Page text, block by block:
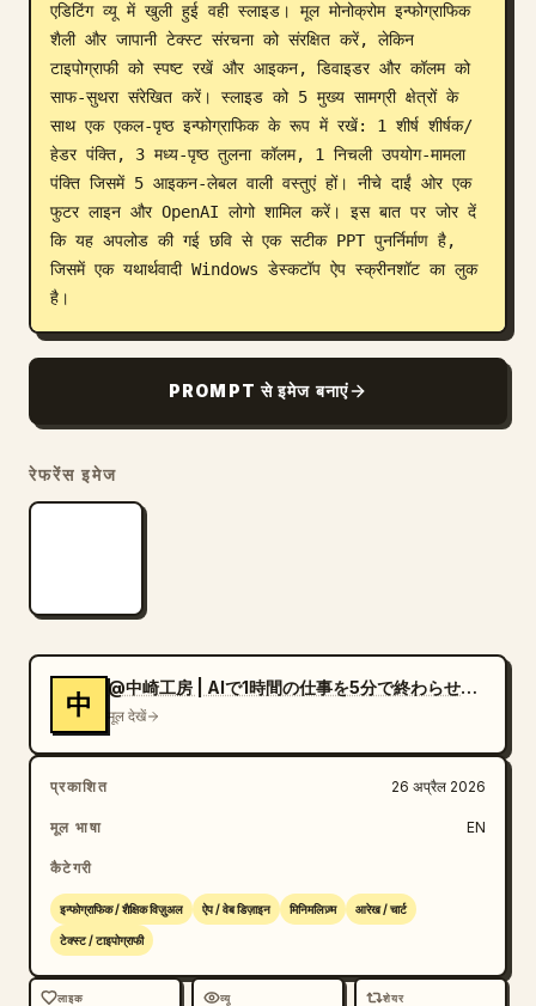
एडिटिंग व्यू में खुली हुई वही स्लाइड। मूल मोनोक्रोम इन्फोग्राफिक
शैली और जापानी टेक्स्ट संरचना को संरक्षित करें, लेकिन
टाइपोग्राफी को स्पष्ट रखें और आइकन, डिवाइडर और कॉलम को
साफ-सुथरा संरेखित करें। स्लाइड को 5 मुख्य सामग्री क्षेत्रों के
साथ एक एकल-पृष्ठ इन्फोग्राफिक के रूप में रखें: 1 शीर्ष शीर्षक/
हेडर पंक्ति, 3 मध्य-पृष्ठ तुलना कॉलम, 1 निचली उपयोग-मामला
पंक्ति जिसमें 5 आइकन-लेबल वाली वस्तुएं हों। नीचे दाईं ओर एक
फुटर लाइन और OpenAI लोगो शामिल करें। इस बात पर जोर दें
कि यह अपलोड की गई छवि से एक सटीक PPT पुनर्निर्माण है,
जिसमें एक यथार्थवादी Windows डेस्कटॉप ऐप स्क्रीनशॉट का लुक
है।
PROMPT से इमेज बनाएं
रेफरेंस इमेज
中
@中崎工房 | AIで1時間の仕事を5分で終わらせる人
मूल देखें
प्रकाशित 26 अप्रैल 2026
मूल भाषा EN
कैटेगरी
इन्फोग्राफिक / शैक्षिक विज़ुअल ऐप / वेब डिज़ाइन मिनिमलिज़्म आरेख / चार्ट
टेक्स्ट / टाइपोग्राफी
लाइक व्यू शेयर